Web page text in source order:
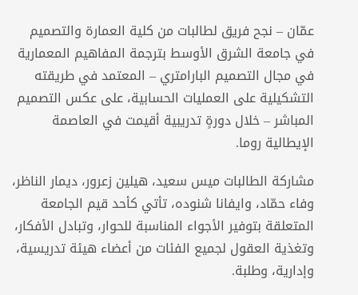
عمّان – نجح فريق لطالبات من كلية العمارة والتصميم
في جامعة الشرق الأوسط بترجمة المفاهيم المعمارية
في مجال التصميم البارامتري – المعتمد في طريقته
التشكيلية على العمليات الحسابية، على عكس التصميم
المباشر – خلال دورةٍ تدريبية أقيمت في العاصمة
الإيطالية روما.
مشاركة الطالبات ميس سعيد، هيلين زعرور، ديمار الناظر،
وفاء حمّاد، وايفانا شنوده، تأتي كأحد قيم الجامعة
المتعلقة بتوفير الأجواء المناسبة للحوار، وتبادل الأفكار،
وتغذية العقول لجميع الفئات من أعضاء هيئة تدريسية،
وإدارية، وطلبة.